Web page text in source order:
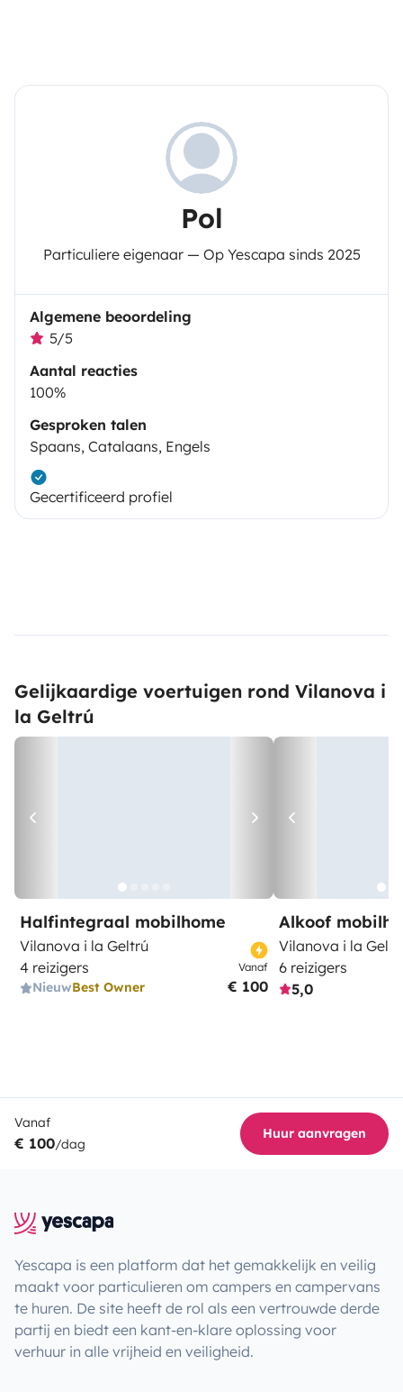
Pol
Particuliere eigenaar — Op Yescapa sinds 2025
Algemene beoordeling
5/5
Aantal reacties
100%
Gesproken talen
Spaans, Catalaans, Engels
Gecertificeerd profiel
Gelijkaardige voertuigen rond Vilanova i
la Geltrú
Halfintegraal mobilhome
Vilanova i la Geltrú
4 reizigers
NieuwBest Owner
Vanaf
€ 100
Alkoof
Vilanova i la
6 reizigers
5,0
Vanaf
€ 100/dag
Huur aanvragen
Yescapa is een platform dat het gemakkelijk en veilig
maakt voor particulieren om campers en campervans
te huren. De site heeft de rol als een vertrouwde derde
partij en biedt een kant-en-klare oplossing voor
verhuur in alle vrijheid en veiligheid.